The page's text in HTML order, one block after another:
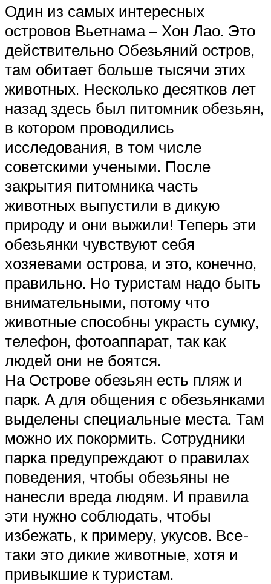
Один из самых интересных
островов Вьетнама – Хон Лао. Это
действительно Обезьяний остров,
там обитает больше тысячи этих
животных. Несколько десятков лет
назад здесь был питомник обезьян,
в котором проводились
исследования, в том числе
советскими учеными. После
закрытия питомника часть
животных выпустили в дикую
природу и они выжили! Теперь эти
обезьянки чувствуют себя
хозяевами острова, и это, конечно,
правильно. Но туристам надо быть
внимательными, потому что
животные способны украсть сумку,
телефон, фотоаппарат, так как
людей они не боятся.
На Острове обезьян есть пляж и
парк. А для общения с обезьянками
выделены специальные места. Там
можно их покормить. Сотрудники
парка предупреждают о правилах
поведения, чтобы обезьяны не
нанесли вреда людям. И правила
эти нужно соблюдать, чтобы
избежать, к примеру, укусов. Все-
таки это дикие животные, хотя и
привыкшие к туристам.